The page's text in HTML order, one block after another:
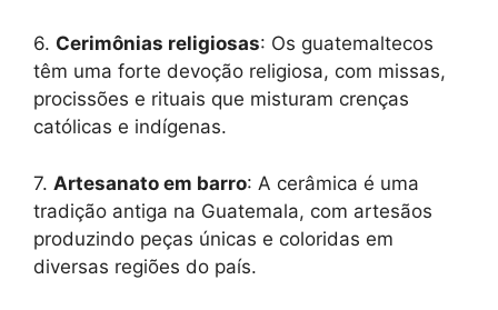
6. Cerimônias religiosas: Os guatemaltecos
têm uma forte devoção religiosa, com missas,
procissões e rituais que misturam crenças
católicas e indígenas.
7. Artesanato em barro: A cerâmica é uma
tradição antiga na Guatemala, com artesãos
produzindo peças únicas e coloridas em
diversas regiões do país.